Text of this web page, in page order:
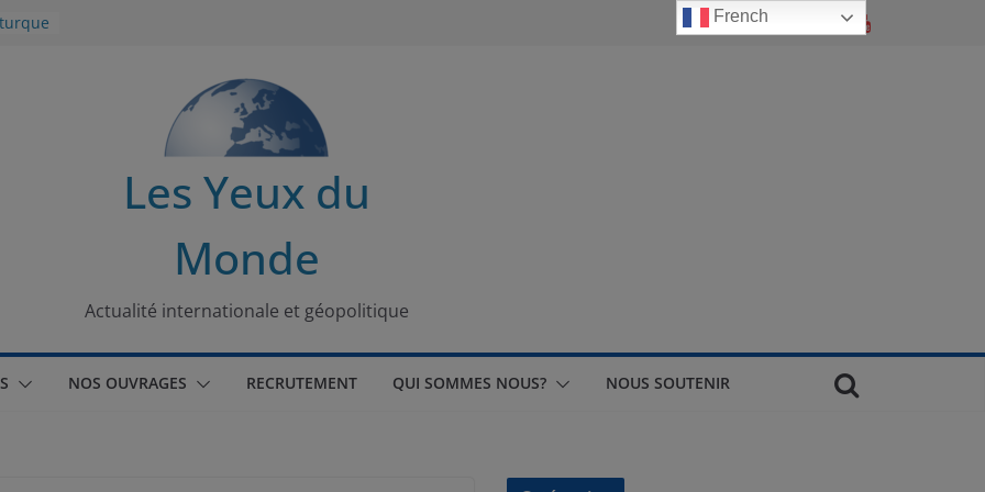
Les Yeux du
Monde
Actualité internationale et géopolitique
NOS OUVRAGES RECRUTEMENT QUI SOMMES NOUS? NOUS SOUTENIR
French